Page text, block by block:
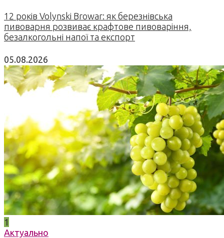
12 років Volynski Browar: як березнівська
пивоварня розвиває крафтове пивоваріння,
безалкогольні напої та експорт
05.08.2026
1
Актуально